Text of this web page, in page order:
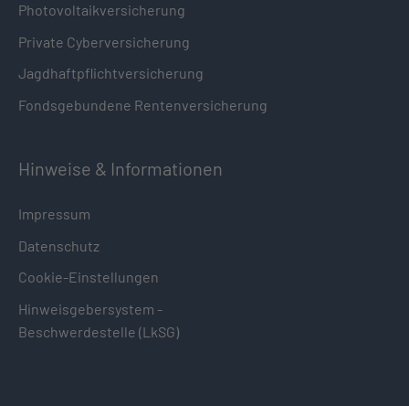
Photovoltaikversicherung
Private Cyberversicherung
Jagdhaftpflichtversicherung
Fondsgebundene Rentenversicherung
Hinweise & Informationen
Impressum
Datenschutz
Cookie-Einstellungen
Hinweisgebersystem -
Beschwerdestelle (LkSG)